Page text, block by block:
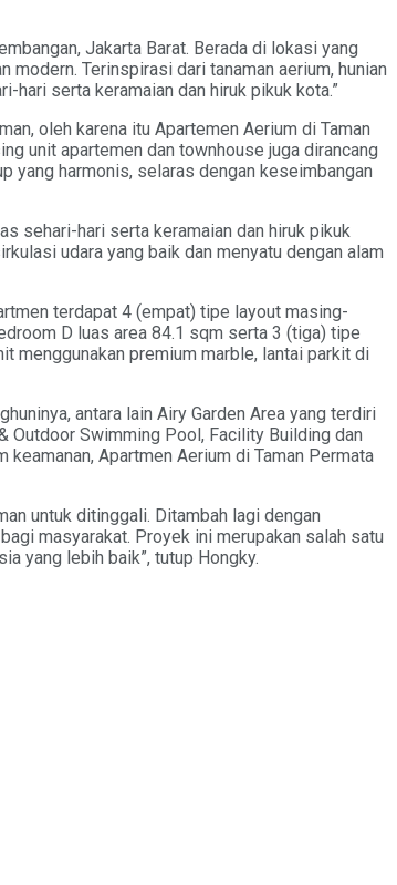
Jakarta Barat. Berada di lokasi yang
Terinspirasi dari tanaman aerium, hunian
hari serta keramaian dan hiruk pikuk kota.”
oleh karena itu Apartemen Aerium di Taman
unit apartemen dan townhouse juga dirancang
yang harmonis, selaras dengan keseimbangan
sehari-hari serta keramaian dan hiruk pikuk
udara yang baik dan menyatu dengan alam
terdapat 4 (empat) tipe layout masing-
D luas area 84.1 sqm serta 3 (tiga) tipe
menggunakan premium marble, lantai parkit di
antara lain Airy Garden Area yang terdiri
Outdoor Swimming Pool, Facility Building dan
Apartmen Aerium di Taman Permata
untuk ditinggali. Ditambah lagi dengan
masyarakat. Proyek ini merupakan salah satu
yang lebih baik”, tutup Hongky.